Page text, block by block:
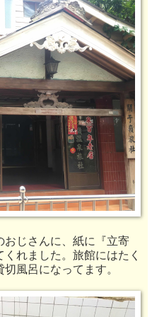
おじさんに、紙に『立寄
れました。旅館にはたく
風呂になってます。